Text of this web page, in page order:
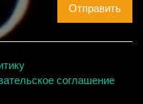
Отправить
соглашение